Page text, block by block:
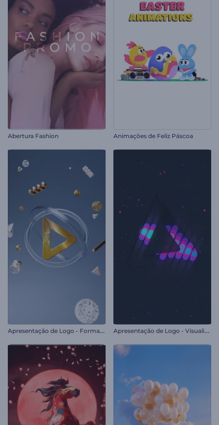
Abertura Fashion Animações de Feliz Páscoa
A
presentação de Logo - Formas Metálicas A
presentação de Logo - Visualizador LED